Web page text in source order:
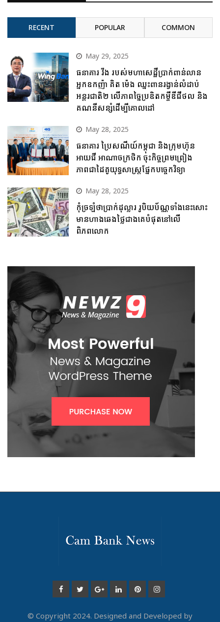
RECENT POPULAR COMMON
May 29, 2025
ធនាគារ វីង របស់មហាសេដ្ឋីប្រាក់ពាន់លាន
អ្នកឧកញ៉ា គិត ម៉េង ឈ្នះពានរង្វាន់លំដាប់
អន្តរជាតិ២ លើភាពច្នៃប្រឌិតកម្ចីឌីជីថល និង
គណនីសន្សំដើម្បីគោលដៅ
May 28, 2025
ធនាគារ ប្រៃសណីយ៍កម្ពុជា និងក្រុមហ៊ុន
អាយជី អាណាចក្រថិក ចុះកិច្ចព្រមព្រៀង
ភាពជាដៃគូយុទ្ធសាស្ត្រផ្នែកបច្ចេកវិទ្យា
May 28, 2025
កុំច្រឡំថាប្រាក់ដុល្លារ រូបិយប័ណ្ណទាំងនេះសោះ
មានហាងឆេងថ្លៃជាងគេបំផុតនៅលើ
ពិភពលោក
© Copyright 2024. Designed and Developed by